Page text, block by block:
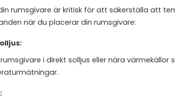
rumsgivare är kritisk för att säkerställa att
när du placerar din rumsgivare:
i direkt solljus eller nära